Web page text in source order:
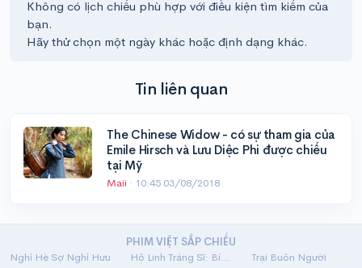
Không có lịch chiếu phù hợp với điều kiện tìm kiếm của
bạn.
Hãy thử chọn một ngày khác hoặc định dạng khác.
Tin liên quan
The Chinese Widow - có sự tham gia của
Emile Hirsch và Lưu Diệc Phi được chiếu
tại Mỹ
Maii · 10:45 03/08/2018
PHIM VIỆT SẮP CHIẾU
Nghỉ Hè Sợ Nghỉ Hưu
Hộ Linh Tráng Sĩ: Bí Ẩn Mộ Vua Đinh Trại Buôn Người